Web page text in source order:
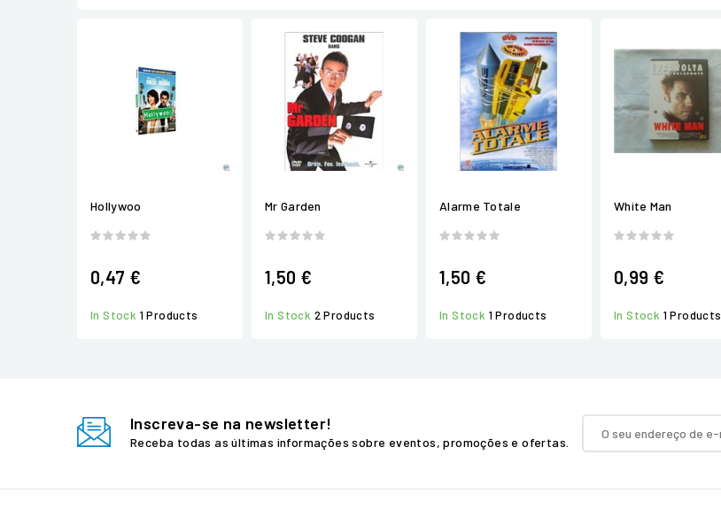
Hollywoo
0,47 €
In Stock 1 Products
Mr Garden
1,50 €
In Stock 2 Products
Alarme Totale
1,50 €
In Stock 1 Products
White Man
0,99 €
In Stock 1 Products
Inscreva-se na newsletter!
Receba todas as últimas informações sobre eventos, promoções e ofertas.